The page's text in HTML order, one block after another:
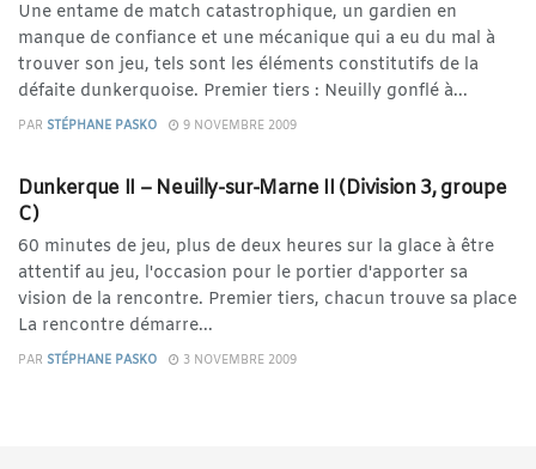
Une entame de match catastrophique, un gardien en
manque de confiance et une mécanique qui a eu du mal à
trouver son jeu, tels sont les éléments constitutifs de la
défaite dunkerquoise. Premier tiers : Neuilly gonflé à...
PAR STÉPHANE PASKO 9 NOVEMBRE 2009
Dunkerque II – Neuilly-sur-Marne II (Division 3, groupe
C)
60 minutes de jeu, plus de deux heures sur la glace à être
attentif au jeu, l'occasion pour le portier d'apporter sa
vision de la rencontre. Premier tiers, chacun trouve sa place
La rencontre démarre...
PAR STÉPHANE PASKO 3 NOVEMBRE 2009